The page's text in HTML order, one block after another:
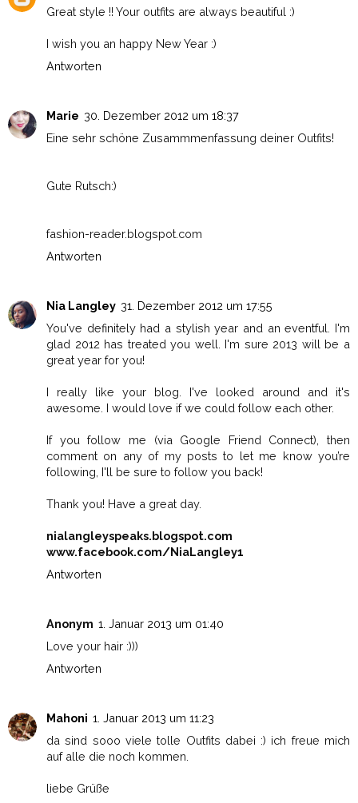
Great style !! Your outfits are always beautiful :)
I wish you an happy New Year :)
Antworten
Marie 30. Dezember 2012 um 18:37
Eine sehr schöne Zusammmenfassung deiner Outfits!
Gute Rutsch:)
fashion-reader.blogspot.com
Antworten
Nia Langley 31. Dezember 2012 um 17:55
You've definitely had a stylish year and an eventful. I'm
glad 2012 has treated you well. I'm sure 2013 will be a
great year for you!
I really like your blog. I've looked around and it's
awesome. I would love if we could follow each other.
If you follow me (via Google Friend Connect), then
comment on any of my posts to let me know you’re
following, I'll be sure to follow you back!
Thank you! Have a great day.
nialangleyspeaks.blogspot.com
www.facebook.com/NiaLangley1
Antworten
Anonym 1. Januar 2013 um 01:40
Love your hair :)))
Antworten
Mahoni 1. Januar 2013 um 11:23
da sind sooo viele tolle Outfits dabei :) ich freue mich
auf alle die noch kommen.
liebe Grüße